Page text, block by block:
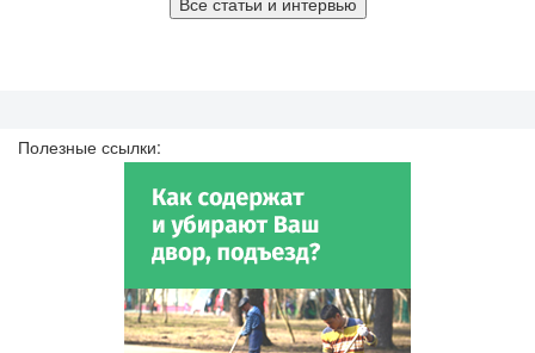
Полезные ссылки: